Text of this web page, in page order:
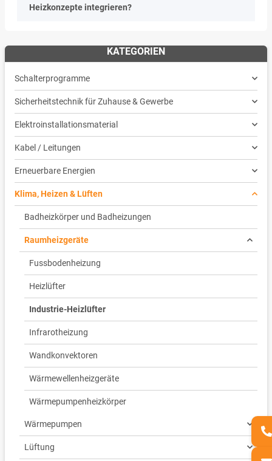
Heizkonzepte integrieren?
KATEGORIEN
Schalterprogramme
Sicherheitstechnik für Zuhause & Gewerbe
Elektroinstallationsmaterial
Kabel / Leitungen
Erneuerbare Energien
Klima, Heizen & Lüften
Badheizkörper und Badheizungen
Raumheizgeräte
Fussbodenheizung
Heizlüfter
Industrie-Heizlüfter
Infrarotheizung
Wandkonvektoren
Wärmewellenheizgeräte
Wärmepumpenheizkörper
Wärmepumpen
Lüftung